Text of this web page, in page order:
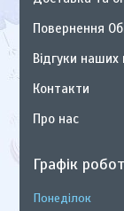
Повернення
Відгуки наших
Контакти
Про нас
Графік
Понеділок